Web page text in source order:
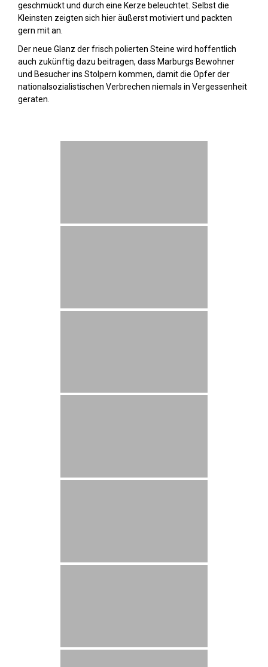
geschmückt und durch eine Kerze beleuchtet. Selbst die
Kleinsten zeigten sich hier äußerst motiviert und packten
gern mit an.
Der neue Glanz der frisch polierten Steine wird hoffentlich
auch zukünftig dazu beitragen, dass Marburgs Bewohner
und Besucher ins Stolpern kommen, damit die Opfer der
nationalsozialistischen Verbrechen niemals in Vergessenheit
geraten.